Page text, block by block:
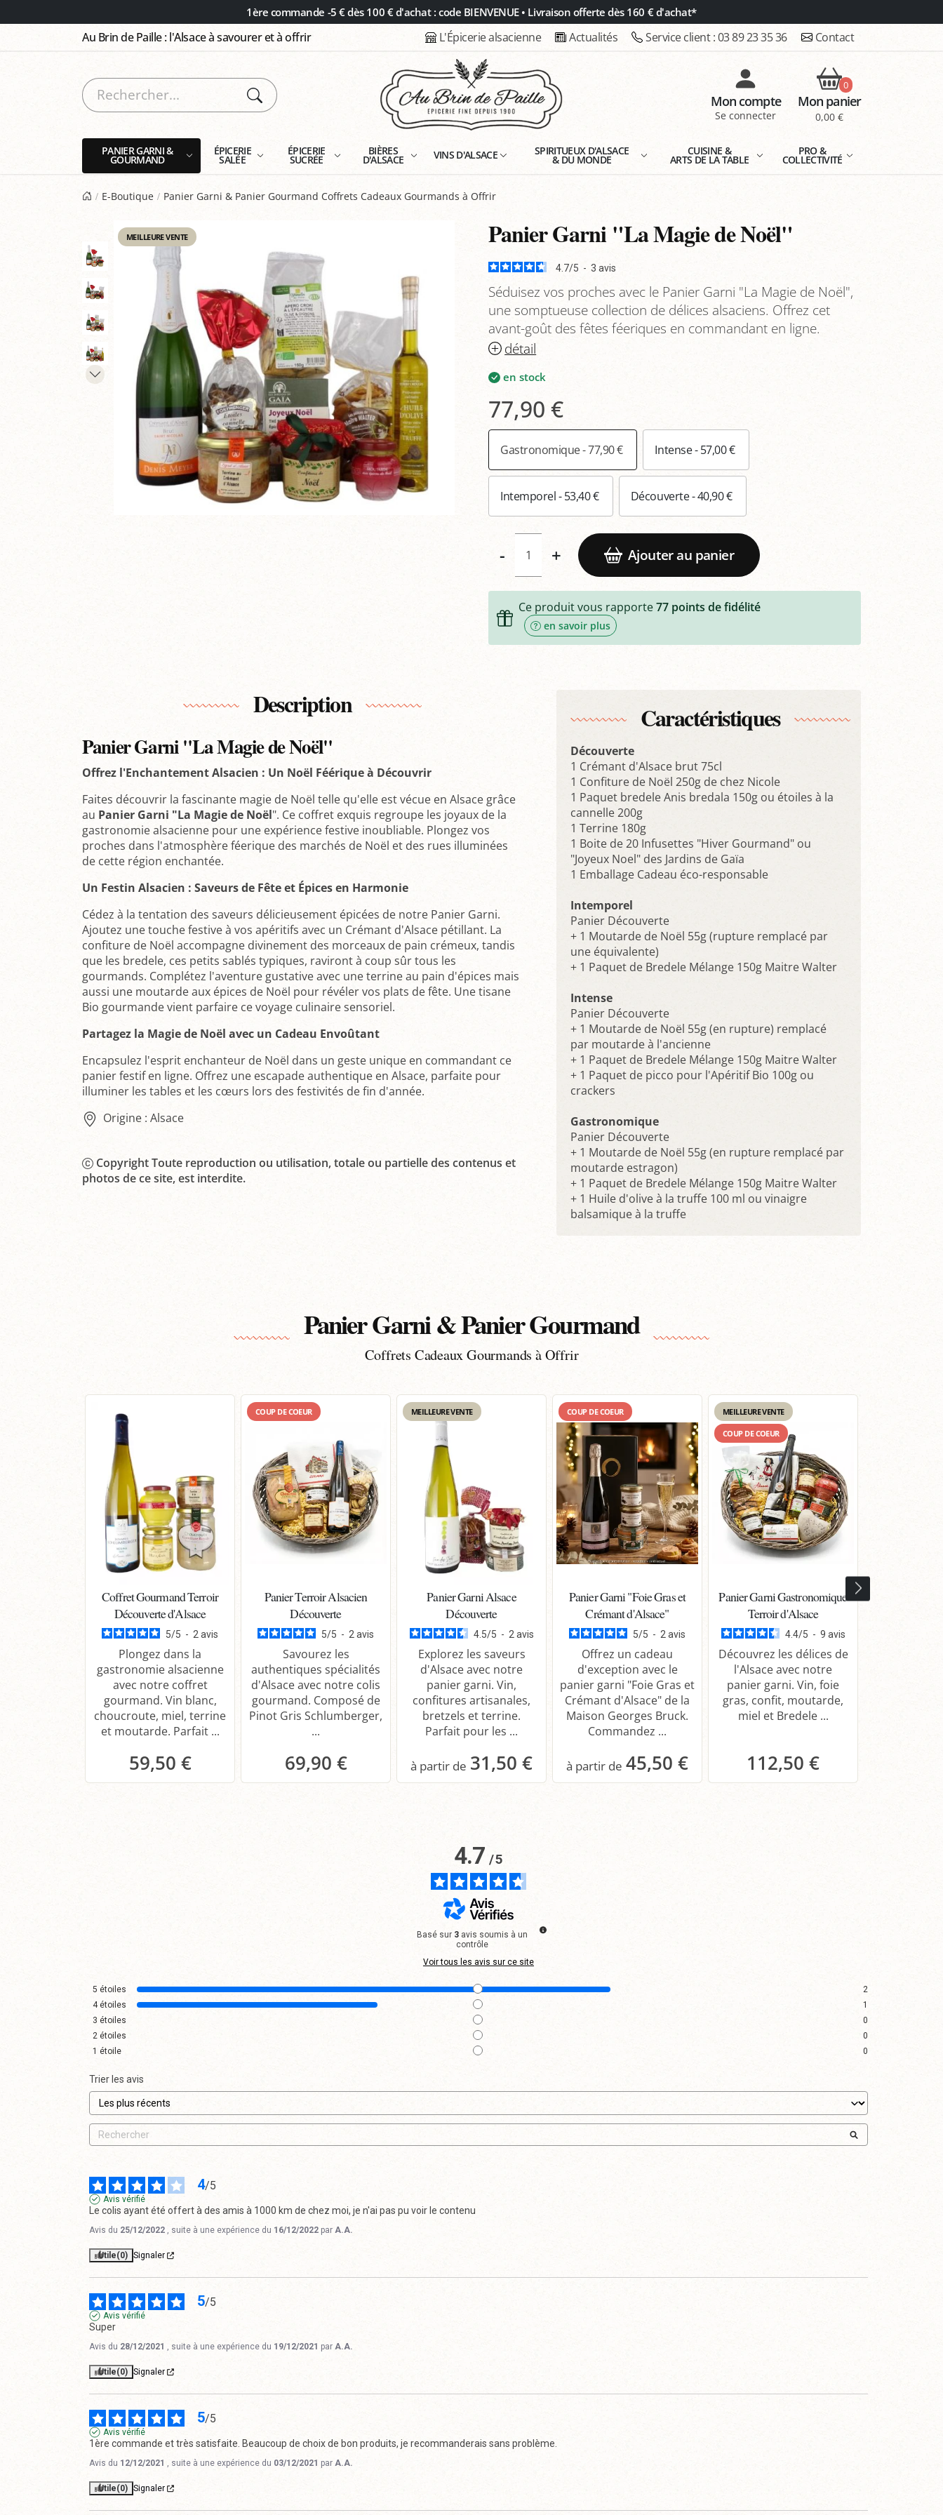
1ère commande -5 € dès 100 € d'achat : code BIENVENUE • Livraison offerte dès 160 € d'achat*
Au Brin de Paille : l'Alsace à savourer et à offrir L'Épicerie alsacienne Actualités Service client :03 89 23 35 36 Contact
Mon compte
Se connecter
0
Mon panier
0,00 €
PANIER GARNI &
GOURMAND
ÉPICERIE
SALÉE
ÉPICERIE
SUCRÉE
BIÈRES
D'ALSACE VINS D'ALSACE SPIRITUEUX D'ALSACE
& DU MONDE
CUISINE &
ARTS DE LA TABLE
PRO &
COLLECTIVITÉ
E-Boutique Panier Garni & Panier Gourmand Coffrets Cadeaux Gourmands à Offrir
MEILLEURE VENTE Panier Garni "La Magie de Noël"
4.7/5 - 3 avis
Séduisez vos proches avec le Panier Garni "La Magie de Noël",
une somptueuse collection de délices alsaciens. Offrez cet
avant-goût des fêtes féeriques en commandant en ligne.
détail
en stock
77,90 €
Gastronomique - 77,90 € Intense - 57,00 €
Intemporel - 53,40 € Découverte - 40,90 €
- + Ajouter au panier
Ce produit vous rapporte77 points de fidélité
en savoir plus
Description
Panier Garni "La Magie de Noël"
Offrez l'Enchantement Alsacien : Un Noël Féérique à Découvrir
Faites découvrir la fascinante magie de Noël telle qu'elle est vécue en Alsace grâce
au Panier Garni "La Magie de Noël". Ce coffret exquis regroupe les joyaux de la
gastronomie alsacienne pour une expérience festive inoubliable. Plongez vos
proches dans l'atmosphère féerique des marchés de Noël et des rues illuminées
de cette région enchantée.
Un Festin Alsacien : Saveurs de Fête et Épices en Harmonie
Cédez à la tentation des saveurs délicieusement épicées de notre Panier Garni.
Ajoutez une touche festive à vos apéritifs avec un Crémant d'Alsace pétillant. La
confiture de Noël accompagne divinement des morceaux de pain crémeux, tandis
que les bredele, ces petits sablés typiques, raviront à coup sûr tous les
gourmands. Complétez l'aventure gustative avec une terrine au pain d'épices mais
aussi une moutarde aux épices de Noël pour révéler vos plats de fête. Une tisane
Bio gourmande vient parfaire ce voyage culinaire sensoriel.
Partagez la Magie de Noël avec un Cadeau Envoûtant
Encapsulez l'esprit enchanteur de Noël dans un geste unique en commandant ce
panier festif en ligne. Offrez une escapade authentique en Alsace, parfaite pour
illuminer les tables et les cœurs lors des festivités de fin d'année.
Origine : Alsace
Copyright Toute reproduction ou utilisation, totale ou partielle des contenus et
photos de ce site, est interdite.
Caractéristiques
Découverte
1 Crémant d'Alsace brut 75cl
1 Confiture de Noël 250g de chez Nicole
1 Paquet bredele Anis bredala 150g ou étoiles à la
cannelle 200g
1 Terrine 180g
1 Boite de 20 Infusettes "Hiver Gourmand" ou
"Joyeux Noel" des Jardins de Gaïa
1 Emballage Cadeau éco-responsable
Intemporel
Panier Découverte
+ 1 Moutarde de Noël 55g (rupture remplacé par
une équivalente)
+ 1 Paquet de Bredele Mélange 150g Maitre Walter
Intense
Panier Découverte
+ 1 Moutarde de Noël 55g (en rupture) remplacé
par moutarde à l'ancienne
+ 1 Paquet de Bredele Mélange 150g Maitre Walter
+ 1 Paquet de picco pour l'Apéritif Bio 100g ou
crackers
Gastronomique
Panier Découverte
+ 1 Moutarde de Noël 55g (en rupture remplacé par
moutarde estragon)
+ 1 Paquet de Bredele Mélange 150g Maitre Walter
+ 1 Huile d'olive à la truffe 100 ml ou vinaigre
balsamique à la truffe
Panier Garni & Panier Gourmand
Coffrets Cadeaux Gourmands à Offrir
Coffret Gourmand Terroir
Découverte d'Alsace
5/5 - 2avis
Plongez dans la
gastronomie alsacienne
avec notre coffret
gourmand. Vin blanc,
choucroute, miel, terrine
et moutarde. Parfait ...
59,50 €
COUP DE COEUR
Panier Terroir Alsacien
Découverte
5/5 - 2avis
Savourez les
authentiques spécialités
d'Alsace avec notre colis
gourmand. Composé de
Pinot Gris Schlumberger,
...
69,90 €
MEILLEURE VENTE
Panier Garni Alsace
Découverte
4.5/5 - 2avis
Explorez les saveurs
d'Alsace avec notre
panier garni. Vin,
confitures artisanales,
bretzels et terrine.
Parfait pour les ...
31,50 €
COUP DE COEUR
Panier Garni "Foie Gras et
Crémant d'Alsace"
5/5 - 2avis
Offrez un cadeau
d'exception avec le
panier garni "Foie Gras et
Crémant d'Alsace" de la
Maison Georges Bruck.
Commandez ...
45,50 €
MEILLEURE VENTE
COUP DE COEUR
Panier Garni Gastronomique
Terroir d'Alsace
4.4/5 - 9 avis
Découvrez les délices de
l'Alsace avec notre
panier garni. Vin, foie
gras, confit, moutarde,
miel et Bredele ...
112,50 €
4.7/5
Basé sur 3 avis soumis à un
contrôle
Voir tous les avis sur ce site
5 étoiles
2
4étoiles
1
3 étoiles
0
2 étoiles
0
1 étoile 0
Trier les avis
4/5
Avis vérifié
Le colis ayant été offert à des amis à 1000 km de chez moi, je n'ai pas pu voir le contenu
Avis du 25/12/2022 , suite à une expérience du 16/12/2022 par A.A.
Utile(0) Signaler
5/5
Avis vérifié
Super
Avis du 28/12/2021 , suite à une expérience du 19/12/2021 par A.A.
Utile(0) Signaler
5/5
Avis vérifié
1ère commande et très satisfaite. Beaucoup de choix de bon produits, je recommanderais sans problème.
Avis du 12/12/2021 , suite à une expérience du 03/12/2021 par A.A.
Utile(0) Signaler